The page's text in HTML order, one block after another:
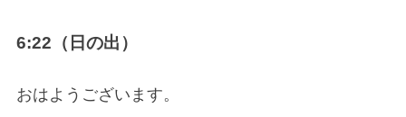
6:22（日の出）
おはようございます。